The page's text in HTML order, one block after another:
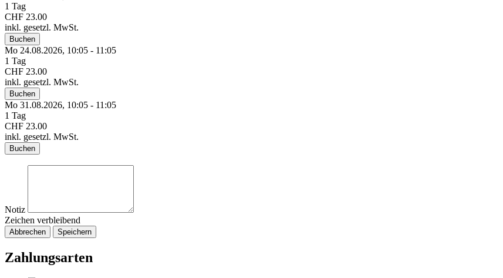
1 Tag
CHF 23.00
inkl. gesetzl. MwSt.
Buchen
Mo 24.08.2026, 10:05 - 11:05
1 Tag
CHF 23.00
inkl. gesetzl. MwSt.
Buchen
Mo 31.08.2026, 10:05 - 11:05
1 Tag
CHF 23.00
inkl. gesetzl. MwSt.
Buchen
Notiz
Zeichen verbleibend
Abbrechen Speichern
Zahlungsarten